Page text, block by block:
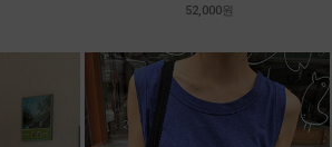
52,000원